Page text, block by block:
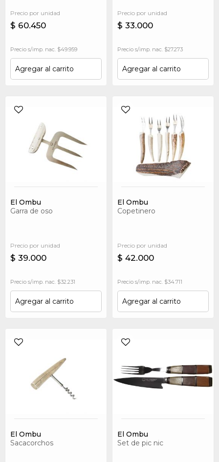
Precio por unidad
$ 60.450
Precio s/imp. nac. $49.959
Agregar al carrito
Precio por unidad
$ 33.000
Precio s/imp. nac. $27.273
Agregar al carrito
El Ombu
Garra de oso
Precio por unidad
$ 39.000
Precio s/imp. nac. $32.231
Agregar al carrito
El Ombu
Copetinero
Precio por unidad
$ 42.000
Precio s/imp. nac. $34.711
Agregar al carrito
El Ombu
Sacacorchos
El Ombu
Set de pic nic